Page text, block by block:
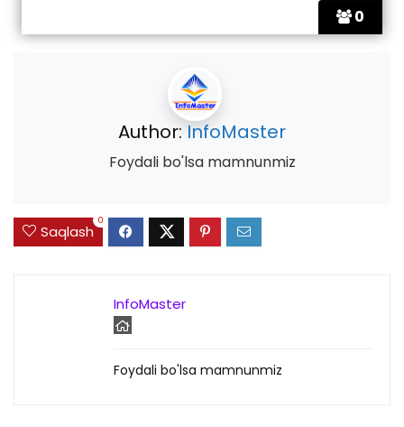
0
Author:InfoMaster
Foydali bo'lsa mamnunmiz
Saqlash
0
InfoMaster
Foydali bo'lsa mamnunmiz